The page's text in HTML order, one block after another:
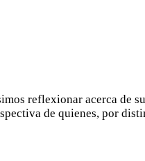
reflexionar acerca de
de quienes, por